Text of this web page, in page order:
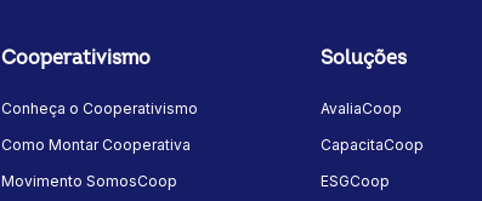
Cooperativismo
Conheça o Cooperativismo
Como Montar Cooperativa
Movimento SomosCoop
Soluções
AvaliaCoop
CapacitaCoop
ESGCoop